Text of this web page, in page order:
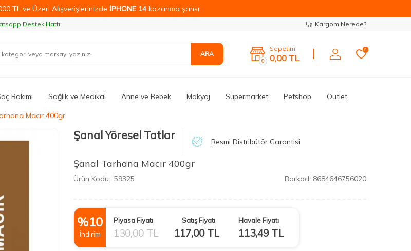
TL ve Üzeri Alışverişlerinizde İPHONE 14kazanma şansı
Destek Hattı Kargom Nerede?
ARA
0
Sepetim
0,00 TL
0
Bakımı Sağlık ve Medikal Anne ve Bebek Makyaj Süpermarket Petshop Outlet
Macır 400gr
Şanal Yöresel Tatlar Resmi Distribütör Garantisi
Şanal Tarhana Macır 400gr
Ürün Kodu: 59325 Barkod: 8684646756020
%10
İndirim
Piyasa Fiyatı
130,00TL
Satış Fiyatı
117,00TL
Havale Fiyatı
113,49TL